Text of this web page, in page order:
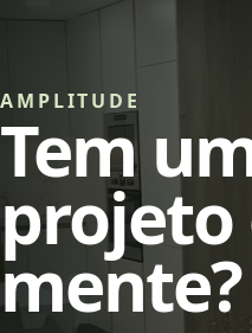
AMPLITUDE
Tem
projeto
mente?